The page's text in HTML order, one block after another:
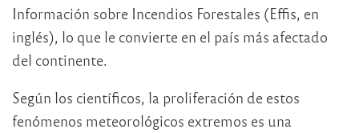
Información sobre Incendios Forestales (Effis, en
inglés), lo que le convierte en el país más afectado
del continente.
Según los científicos, la proliferación de estos
fenómenos meteorológicos extremos es una